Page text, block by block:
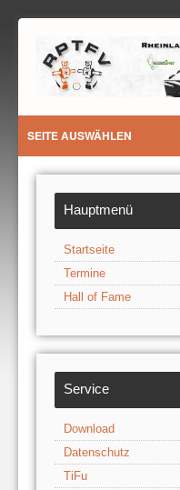
Hauptmenü
Startseite
Termine
Hall of Fame
Service
Download
Datenschutz
TiFu